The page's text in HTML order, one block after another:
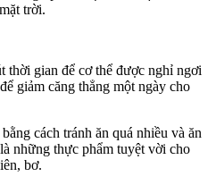
trời.
thời gian để cơ thể được nghỉ ngơi
giảm căng thẳng một ngày cho
cách tránh ăn quá nhiều và ăn
những thực phẩm tuyệt vời cho
bơ.